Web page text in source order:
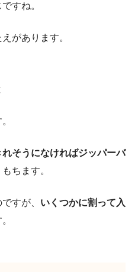
すね。
があります。
れそうになければジッパーバ
ちます。
すが、 いくつかに割って入